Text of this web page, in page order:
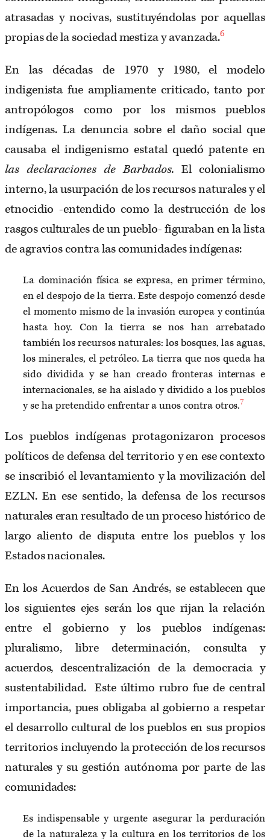
atrasadas y nocivas, sustituyéndolas por aquellas
propias de la sociedad mestiza y avanzada.6
En las décadas de 1970 y 1980, el modelo
indigenista fue ampliamente criticado, tanto por
antropólogos como por los mismos pueblos
indígenas. La denuncia sobre el daño social que
causaba el indigenismo estatal quedó patente en
las declaraciones de Barbados. El colonialismo
interno, la usurpación de los recursos naturales y el
etnocidio -entendido como la destrucción de los
rasgos culturales de un pueblo- figuraban en la lista
de agravios contra las comunidades indígenas:
La dominación física se expresa, en primer término,
en el despojo de la tierra. Este despojo comenzó desde
el momento mismo de la invasión europea y continúa
hasta hoy. Con la tierra se nos han arrebatado
también los recursos naturales: los bosques, las aguas,
los minerales, el petróleo. La tierra que nos queda ha
sido dividida y se han creado fronteras internas e
internacionales, se ha aislado y dividido a los pueblos
y se ha pretendido enfrentar a unos contra otros.7
Los pueblos indígenas protagonizaron procesos
políticos de defensa del territorio y en ese contexto
se inscribió el levantamiento y la movilización del
EZLN. En ese sentido, la defensa de los recursos
naturales eran resultado de un proceso histórico de
largo aliento de disputa entre los pueblos y los
Estados nacionales.
En los Acuerdos de San Andrés, se establecen que
los siguientes ejes serán los que rijan la relación
entre el gobierno y los pueblos indígenas:
pluralismo, libre determinación, consulta y
acuerdos, descentralización de la democracia y
sustentabilidad. Este último rubro fue de central
importancia, pues obligaba al gobierno a respetar
el desarrollo cultural de los pueblos en sus propios
territorios incluyendo la protección de los recursos
naturales y su gestión autónoma por parte de las
comunidades:
Es indispensable y urgente asegurar la perduración
de la naturaleza y la cultura en los territorios de los